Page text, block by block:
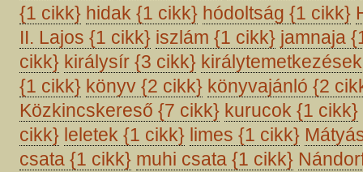
{1 cikk} hidak {1 cikk} hódoltság {1 cikk}
II. Lajos {1 cikk} iszlám {1 cikk} jamnaja
cikk} királysír {3 cikk}
{1 cikk} könyv {2 cikk} könyvajánló {2
Közkincskereső {7 cikk} kurucok {1 cikk}
cikk} leletek {1 cikk} limes {1 cikk}
csata {1 cikk} muhi csata {1 cikk}